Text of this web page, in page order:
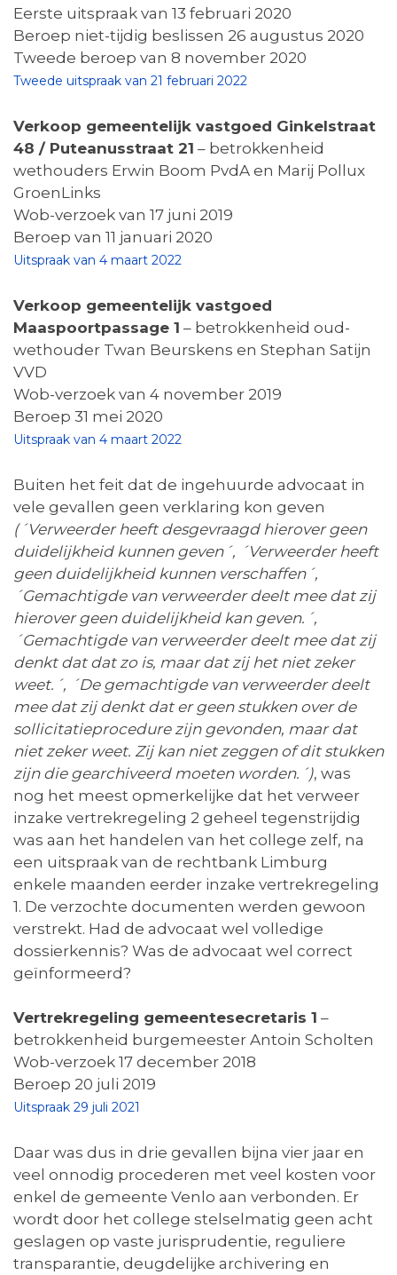
Eerste uitspraak van 13 februari 2020
Beroep niet-tijdig beslissen 26 augustus 2020
Tweede beroep van 8 november 2020
Tweede uitspraak van 21 februari 2022
Verkoop gemeentelijk vastgoed Ginkelstraat
48 / Puteanusstraat 21 – betrokkenheid
wethouders Erwin Boom PvdA en Marij Pollux
GroenLinks
Wob-verzoek van 17 juni 2019
Beroep van 11 januari 2020
Uitspraak van 4 maart 2022
Verkoop gemeentelijk vastgoed
Maaspoortpassage 1 – betrokkenheid oud-
wethouder Twan Beurskens en Stephan Satijn
VVD
Wob-verzoek van 4 november 2019
Beroep 31 mei 2020
Uitspraak van 4 maart 2022
Buiten het feit dat de ingehuurde advocaat in
vele gevallen geen verklaring kon geven
(´Verweerder heeft desgevraagd hierover geen
duidelijkheid kunnen geven´, ´Verweerder heeft
geen duidelijkheid kunnen verschaffen´,
´Gemachtigde van verweerder deelt mee dat zij
hierover geen duidelijkheid kan geven.´,
´Gemachtigde van verweerder deelt mee dat zij
denkt dat dat zo is, maar dat zij het niet zeker
weet.´, ´De gemachtigde van verweerder deelt
mee dat zij denkt dat er geen stukken over de
sollicitatieprocedure zijn gevonden, maar dat
niet zeker weet. Zij kan niet zeggen of dit stukken
zijn die gearchiveerd moeten worden.´), was
nog het meest opmerkelijke dat het verweer
inzake vertrekregeling 2 geheel tegenstrijdig
was aan het handelen van het college zelf, na
een uitspraak van de rechtbank Limburg
enkele maanden eerder inzake vertrekregeling
1. De verzochte documenten werden gewoon
verstrekt. Had de advocaat wel volledige
dossierkennis? Was de advocaat wel correct
geïnformeerd?
Vertrekregeling gemeentesecretaris 1 –
betrokkenheid burgemeester Antoin Scholten
Wob-verzoek 17 december 2018
Beroep 20 juli 2019
Uitspraak 29 juli 2021
Daar was dus in drie gevallen bijna vier jaar en
veel onnodig procederen met veel kosten voor
enkel de gemeente Venlo aan verbonden. Er
wordt door het college stelselmatig geen acht
geslagen op vaste jurisprudentie, reguliere
transparantie, deugdelijke archivering en